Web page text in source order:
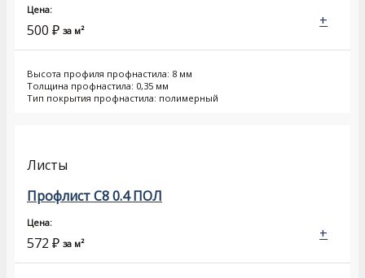
Цена:
500 ₽ за м²
Высота профиля профнастила: 8 мм
Толщина профнастила: 0,35 мм
Тип покрытия профнастила: полимерный
+
Листы
Профлист С8 0.4 ПОЛ
Цена:
572 ₽ за м²
+